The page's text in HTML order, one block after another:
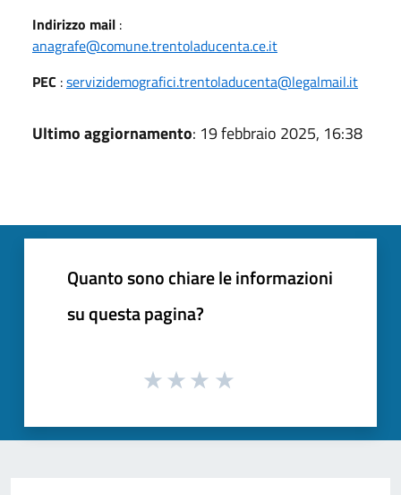
Indirizzo mail :
anagrafe@comune.trentoladucenta.ce.it
PEC :servizidemografici.trentoladucenta@legalmail.it
Ultimo aggiornamento: 19 febbraio 2025, 16:38
Quanto sono chiare le informazioni
su questa pagina?